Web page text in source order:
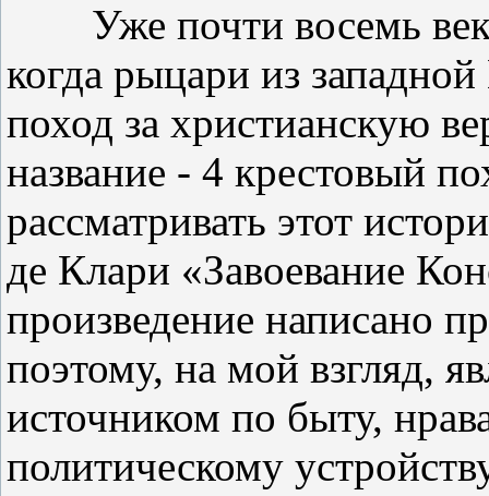
Уже почти восемь
когда рыцари из
поход за христианскую
название - 4 крестовый
рассматривать этот
де Клари «Завоевание
произведение написано
поэтому, на мой взгляд,
источником по быту,
политическому